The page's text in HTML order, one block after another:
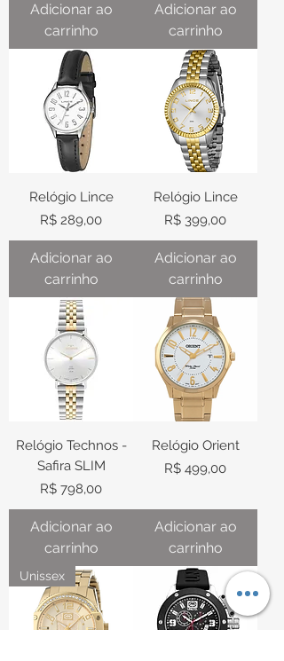
Adicionar ao
carrinho
Adicionar ao
carrinho
Relógio Lince
Preço
R$ 289,00
Adicionar ao
carrinho
Relógio Lince
Preço
R$ 399,00
Adicionar ao
carrinho
Relógio Technos -
Safira SLIM
Preço
R$ 798,00
Adicionar ao
carrinho
Relógio Orient
Preço
R$ 499,00
Adicionar ao
carrinho
Unissex